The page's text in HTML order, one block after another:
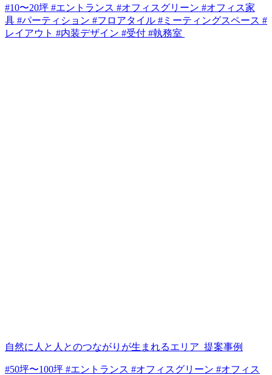
#10〜20坪 #エントランス #オフィスグリーン #オフィス家
具 #パーティション #フロアタイル #ミーティングスペース #
レイアウト #内装デザイン #受付 #執務室
自然に人と人とのつながりが生まれるエリア_提案事例
#50坪〜100坪 #エントランス #オフィスグリーン #オフィス